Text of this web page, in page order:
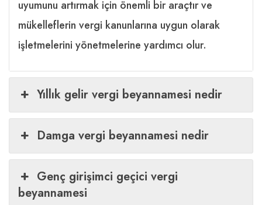
uyumunu artırmak için önemli bir araçtır ve
mükelleflerin vergi kanunlarına uygun olarak
işletmelerini yönetmelerine yardımcı olur.
Yıllık gelir vergi beyannamesi nedir
Damga vergi beyannamesi nedir
Genç girişimci geçici vergi
beyannamesi